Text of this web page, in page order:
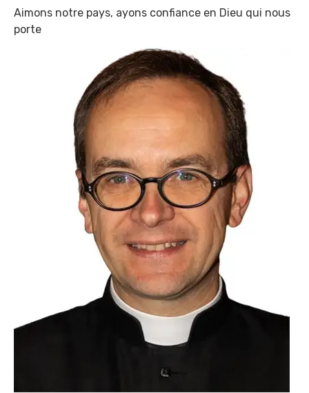
Aimons notre pays, ayons confiance en Dieu qui nous
porte